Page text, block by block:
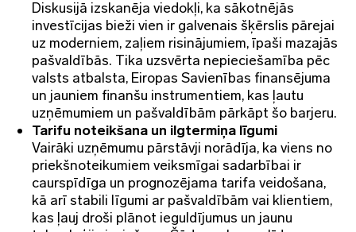
Diskusijā izskanēja viedokļi, ka sākotnējās
investīcijas bieži vien ir galvenais šķērslis pārejai
uz moderniem, zaļiem risinājumiem, īpaši mazajās
pašvaldībās. Tika uzsvērta nepieciešamība pēc
valsts atbalsta, Eiropas Savienības finansējuma
un jauniem finanšu instrumentiem, kas ļautu
uzņēmumiem un pašvaldībām pārkāpt šo barjeru.
Tarifu noteikšana un ilgtermiņa līgumi
Vairāki uzņēmumu pārstāvji norādīja, ka viens no
priekšnoteikumiem veiksmīgai sadarbībai ir
caurspīdīga un prognozējama tarifa veidošana,
kā arī stabili līgumi ar pašvaldībām vai klientiem,
kas ļauj droši plānot ieguldījumus un jaunu